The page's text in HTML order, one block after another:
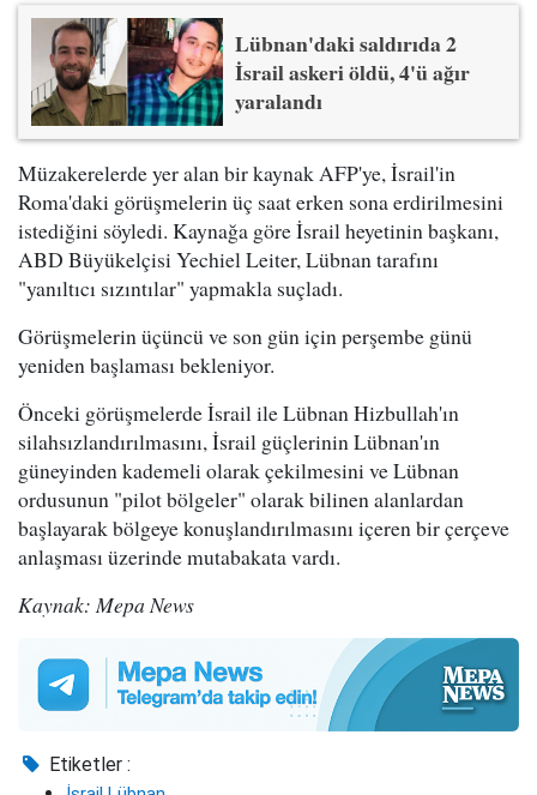
Lübnan'daki saldırıda 2
İsrail askeri öldü, 4'ü ağır
yaralandı
Müzakerelerde yer alan bir kaynak AFP'ye, İsrail'in
Roma'daki görüşmelerin üç saat erken sona erdirilmesini
istediğini söyledi. Kaynağa göre İsrail heyetinin başkanı,
ABD Büyükelçisi Yechiel Leiter, Lübnan tarafını
"yanıltıcı sızıntılar" yapmakla suçladı.
Görüşmelerin üçüncü ve son gün için perşembe günü
yeniden başlaması bekleniyor.
Önceki görüşmelerde İsrail ile Lübnan Hizbullah'ın
silahsızlandırılmasını, İsrail güçlerinin Lübnan'ın
güneyinden kademeli olarak çekilmesini ve Lübnan
ordusunun "pilot bölgeler" olarak bilinen alanlardan
başlayarak bölgeye konuşlandırılmasını içeren bir çerçeve
anlaşması üzerinde mutabakata vardı.
Kaynak: Mepa News
Etiketler :